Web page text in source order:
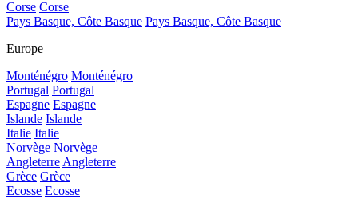
Corse Corse
Pays Basque, Côte Basque Pays Basque, Côte Basque
Europe
Monténégro Monténégro
Portugal Portugal
Espagne Espagne
Islande Islande
Italie Italie
Norvège Norvège
AngleterreAngleterre
Grèce Grèce
Ecosse Ecosse